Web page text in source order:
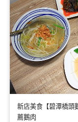
新店美食【碧潭橋頭
薦鵝肉